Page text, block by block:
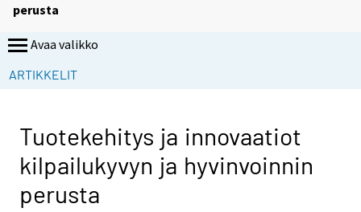
perusta
Avaa valikko
ARTIKKELIT
Tuotekehitys ja innovaatiot
kilpailukyvyn ja hyvinvoinnin
perusta